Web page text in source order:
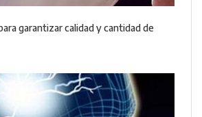
garantizar calidad y cantidad de